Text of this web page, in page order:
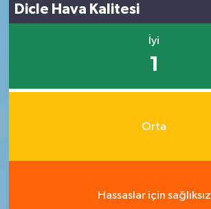
Dicle Hava Kalitesi
İyi
1
Orta
Hassaslar için sağlıksız